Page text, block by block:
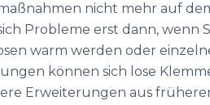
nicht mehr auf
Probleme erst dann, wenn
warm werden oder
können sich lose
Erweiterungen aus